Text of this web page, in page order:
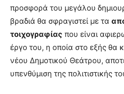
προσφορά του μεγάλου
βραδιά θα σφραγιστεί με τα
τοιχογραφίας που είναι
έργο του, η οποία στο εξής θα
νέου Δημοτικού Θεάτρου,
υπενθύμιση της πολιτιστικής